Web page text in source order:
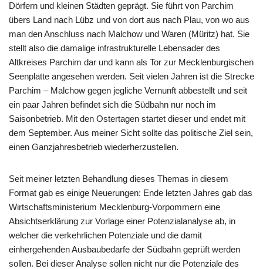
Dörfern und kleinen Städten geprägt. Sie führt von Parchim
übers Land nach Lübz und von dort aus nach Plau, von wo aus
man den Anschluss nach Malchow und Waren (Müritz) hat. Sie
stellt also die damalige infrastrukturelle Lebensader des
Altkreises Parchim dar und kann als Tor zur Mecklenburgischen
Seenplatte angesehen werden. Seit vielen Jahren ist die Strecke
Parchim – Malchow gegen jegliche Vernunft abbestellt und seit
ein paar Jahren befindet sich die Südbahn nur noch im
Saisonbetrieb. Mit den Ostertagen startet dieser und endet mit
dem September. Aus meiner Sicht sollte das politische Ziel sein,
einen Ganzjahresbetrieb wiederherzustellen.
Seit meiner letzten Behandlung dieses Themas in diesem
Format gab es einige Neuerungen: Ende letzten Jahres gab das
Wirtschaftsministerium Mecklenburg-Vorpommern eine
Absichtserklärung zur Vorlage einer Potenzialanalyse ab, in
welcher die verkehrlichen Potenziale und die damit
einhergehenden Ausbaubedarfe der Südbahn geprüft werden
sollen. Bei dieser Analyse sollen nicht nur die Potenziale des